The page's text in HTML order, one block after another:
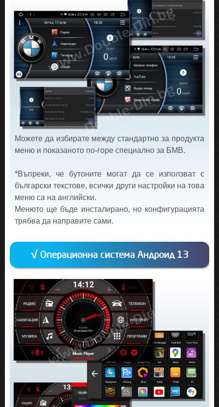
Можете да избирате между стандартно за продукта
меню и показаното по-горе специално за БМВ.
*Въпреки, че бутоните могат да се използват с
български текстове, всички други настройки на това
меню са на английски.
Менюто ще бъде инсталирано, но конфигурацията
трябва да направите сами.
√ Операционна система Андроид 13